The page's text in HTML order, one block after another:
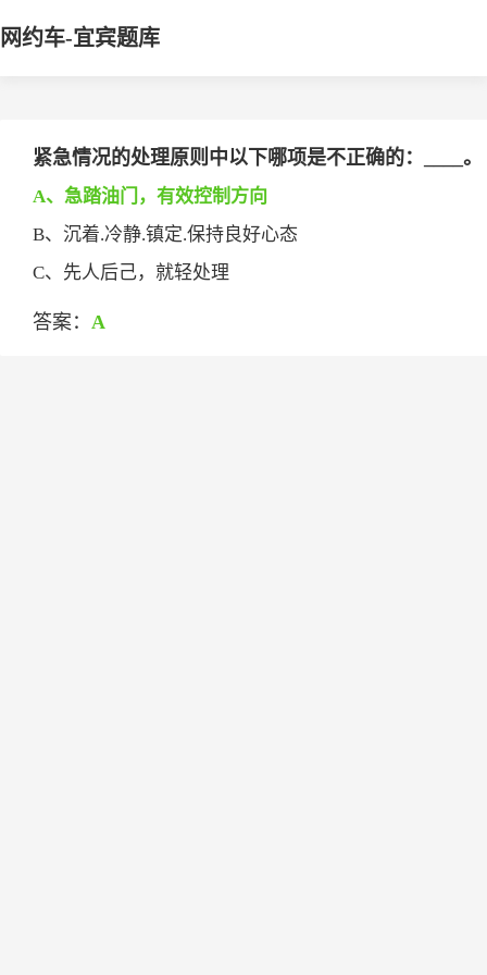
网约车-宜宾题库
紧急情况的处理原则中以下哪项是不正确的：____。
A、急踏油门，有效控制方向
B、沉着.冷静.镇定.保持良好心态
C、先人后己，就轻处理
答案： A